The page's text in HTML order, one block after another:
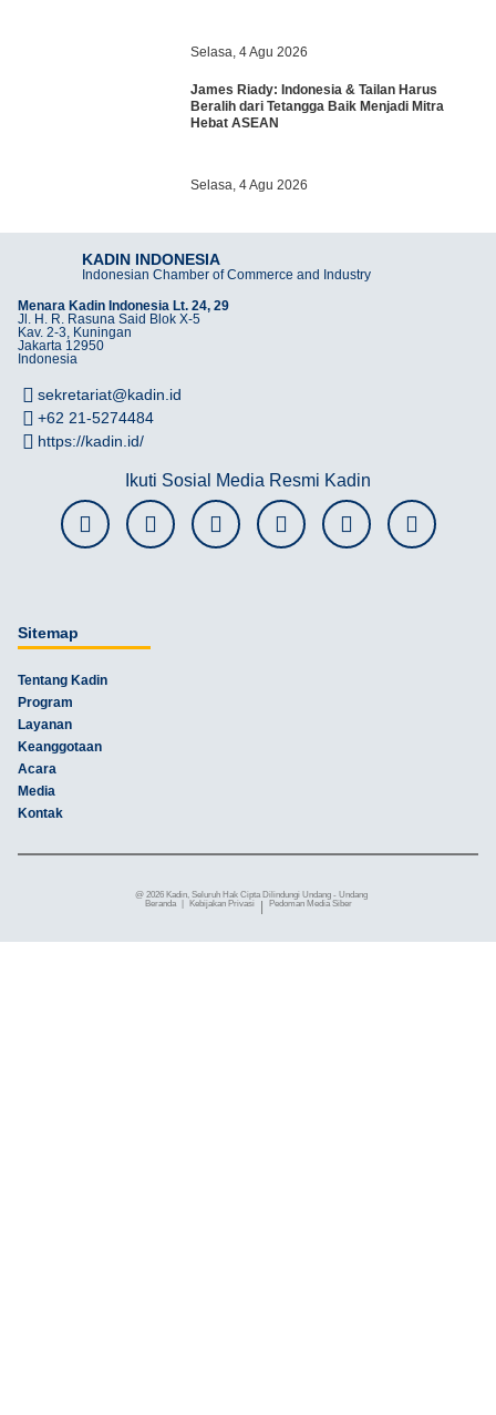
Selasa, 4 Agu 2026
James Riady: Indonesia & Tailan Harus
Beralih dari Tetangga Baik Menjadi Mitra
Hebat ASEAN
Selasa, 4 Agu 2026
KADIN INDONESIA
Indonesian Chamber of Commerce and Industry
Menara Kadin Indonesia Lt. 24, 29
Jl. H. R. Rasuna Said Blok X-5
Kav. 2-3, Kuningan
Jakarta 12950
Indonesia
sekretariat@kadin.id
+62 21-5274484
https://kadin.id/
Ikuti Sosial Media Resmi Kadin
Sitemap
Tentang Kadin
Program
Layanan
Keanggotaan
Acara
Media
Kontak
@ 2026 Kadin, Seluruh Hak Cipta Dilindungi Undang - Undang
Beranda
Kebijakan Privasi Pedoman Media Siber